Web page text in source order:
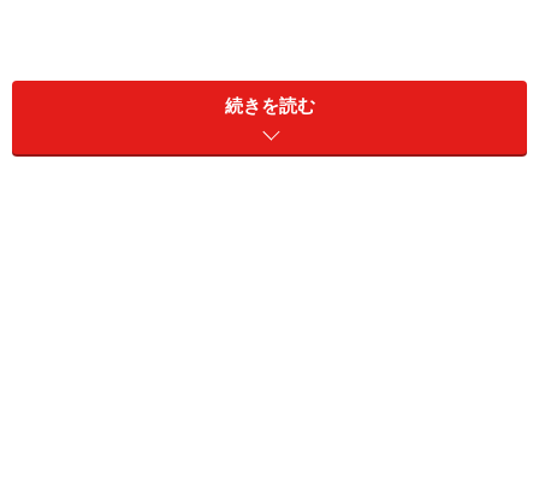
100円ショップセリアの文具
家族が寝静まったところでパソコン作業をしなければな
続きを読む